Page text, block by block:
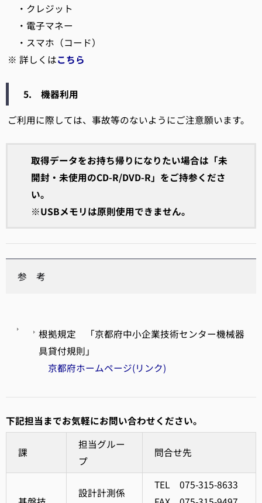
・クレジット
・電子マネー
・スマホ（コード）
※ 詳しくはこちら
5. 機器利用
ご利用に際しては、事故等のないようにご注意願います。
取得データをお持ち帰りになりたい場合は「未
開封・未使用のCD-R/DVD-R」をご持参くださ
い。
※USBメモリは原則使用できません。
参 考
根拠規定 「京都府中小企業技術センター機械器
具貸付規則」
京都府ホームページ(リンク)
下記担当までお気軽にお問い合わせください。
課
担当グルー
プ
問合せ先
設計計測係
TEL 075-315-8633